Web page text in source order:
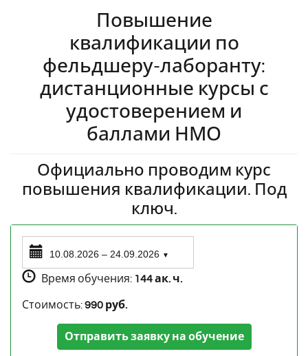
Повышение
квалификации по
фельдшеру-лаборанту:
дистанционные курсы с
удостоверением и
баллами НМО
Официально проводим курс
повышения квалификации. Под
ключ.
10.08.2026 – 24.09.2026 ▼
Время обучения: 144 ак. ч.
Стоимость:990 руб.
Отправить заявку на обучение